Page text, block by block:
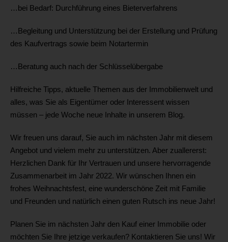
…bei Bedarf: Durchführung eines Bieterverfahrens
…Begleitung und Unterstützung bei der Erstellung und Prüfung
des Kaufvertrags sowie beim Notartermin
…Beratung auch nach der Schlüsselübergabe
Hilfreiche Tipps, aktuelle Themen aus der Immobilienwelt und
alles, was Sie als Eigentümer oder Interessent wissen
müssen – jede Woche neue Inhalte in unserem Blog.
Wir freuen uns darauf, Sie auch im nächsten Jahr mit diesem
Angebot und vielem mehr zu unterstützen. Aber zuallererst:
Herzlichen Dank für Ihr Vertrauen und unsere hervorragende
Zusammenarbeit im Jahr 2022. Wir wünschen Ihnen ein
frohes Weihnachtsfest, eine wunderschöne Zeit mit Familie
und Freunden und natürlich einen guten Rutsch ins neue Jahr!
Planen Sie im nächsten Jahr den Kauf einer Immobilie oder
möchten Sie Ihre jetzige verkaufen? Kontaktieren Sie uns! Wir